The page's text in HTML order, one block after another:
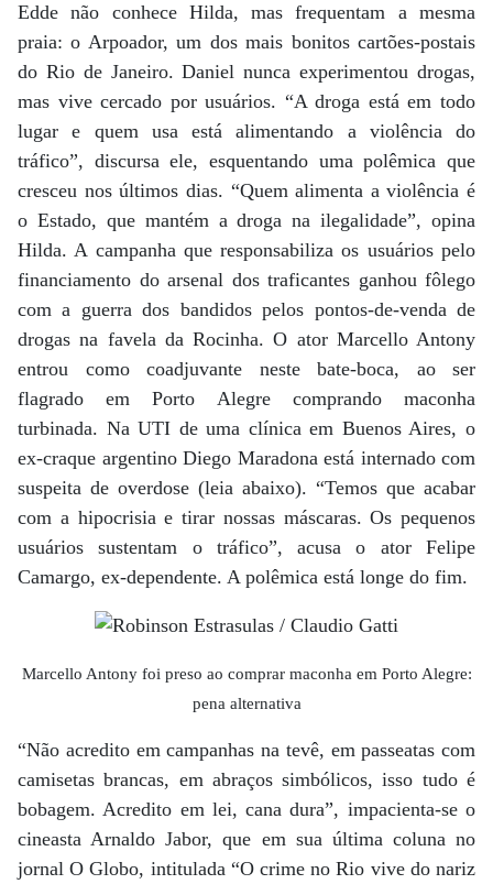
Edde não conhece Hilda, mas frequentam a mesma
praia: o Arpoador, um dos mais bonitos cartões-postais
do Rio de Janeiro. Daniel nunca experimentou drogas,
mas vive cercado por usuários. “A droga está em todo
lugar e quem usa está alimentando a violência do
tráfico”, discursa ele, esquentando uma polêmica que
cresceu nos últimos dias. “Quem alimenta a violência é
o Estado, que mantém a droga na ilegalidade”, opina
Hilda. A campanha que responsabiliza os usuários pelo
financiamento do arsenal dos traficantes ganhou fôlego
com a guerra dos bandidos pelos pontos-de-venda de
drogas na favela da Rocinha. O ator Marcello Antony
entrou como coadjuvante neste bate-boca, ao ser
flagrado em Porto Alegre comprando maconha
turbinada. Na UTI de uma clínica em Buenos Aires, o
ex-craque argentino Diego Maradona está internado com
suspeita de overdose (leia abaixo). “Temos que acabar
com a hipocrisia e tirar nossas máscaras. Os pequenos
usuários sustentam o tráfico”, acusa o ator Felipe
Camargo, ex-dependente. A polêmica está longe do fim.
Marcello Antony foi preso ao comprar maconha em Porto Alegre:
pena alternativa
“Não acredito em campanhas na tevê, em passeatas com
camisetas brancas, em abraços simbólicos, isso tudo é
bobagem. Acredito em lei, cana dura”, impacienta-se o
cineasta Arnaldo Jabor, que em sua última coluna no
jornal O Globo, intitulada “O crime no Rio vive do nariz